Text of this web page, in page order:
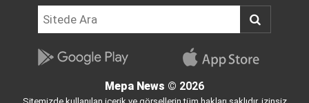
Mepa News © 2026